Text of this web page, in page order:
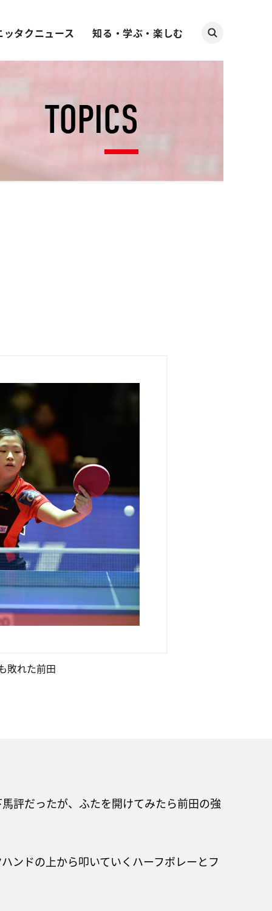
ッタクニュース 知る・学ぶ・楽しむ
TOPICS
敗れた前田
評だったが、ふたを開けてみたら前田の強
ンドの上から叩いていくハーフボレーとフ